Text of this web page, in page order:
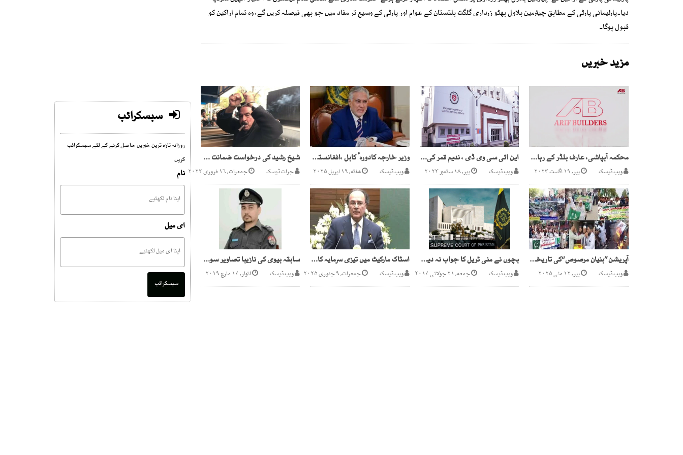
دیا۔پارلیمانی پارٹی کے مطابق چیئرمین بلاول بھٹو زرداری گلگت بلتستان کے عوام اور پارٹی کے وسیع تر مفاد میں جو بھی فیصلہ کریں گے، وہ تمام اراکین کو
قبول ہوگا۔
مزید خبریں
محکمہ آبپاشی، عارف بلڈر کے رہائشی منصوبوں کا ریکاڈ تبدیل
ویب ڈیسک پیر, ۱۹ اگست ۲۰۲۴
این ائی سی وی ڈی ، ندیم قمر کی نااہلی سندھ ہائی کورٹ میں 30سے زائد پٹیشنزدائر
ویب ڈیسک پیر, ۱۸ ستمبر ۲۰۲۳
وزیر خارجہ کادورہ ٔ کابل ،افغانستان سے سیکورٹی مسائل پر گفتگو، اسحق ڈار کی اہم ملاقاتیںطے
ویب ڈیسک هفته, ۱۹ اپریل ۲۰۲۵
شیخ رشید کی درخواست ضمانت منظور
جرات ڈیسک جمعرات, ۱۶ فروری ۲۰۲۳
آپریشن ’’بنیان مرصوص ‘‘کی تاریخی کامیابی پر ملک بھر میں یوم تشکر
ویب ڈیسک پیر, ۱۲ مئی ۲۰۲۵
بچوں نے منی ٹریل کا جواب نہ دیا تو خلاف فیصلہ دیدینگے، سپریم کورٹ
ویب ڈیسک جمعه, ۲۱ جولائی ۲۰۱۷
اسٹاک مارکیٹ میں تیزی سرمایہ کاروں کے اعتمادکی عکاس ہے،وزیرخزانہ
ویب ڈیسک جمعرات, ۹ جنوری ۲۰۲۵
سابقہ بیوی کی نازیبا تصاویر سوشل میڈیا پر لگانے والاسابق ایس ایس پی گرفتار
ویب ڈیسک اتوار, ۱۷ مارچ ۲۰۱۹
سبسکرائب
روزانہ تازہ ترین خبریں حاصل کرنے کے لئے سبسکرائب
کریں
نام
ای میل
سبسکرائب